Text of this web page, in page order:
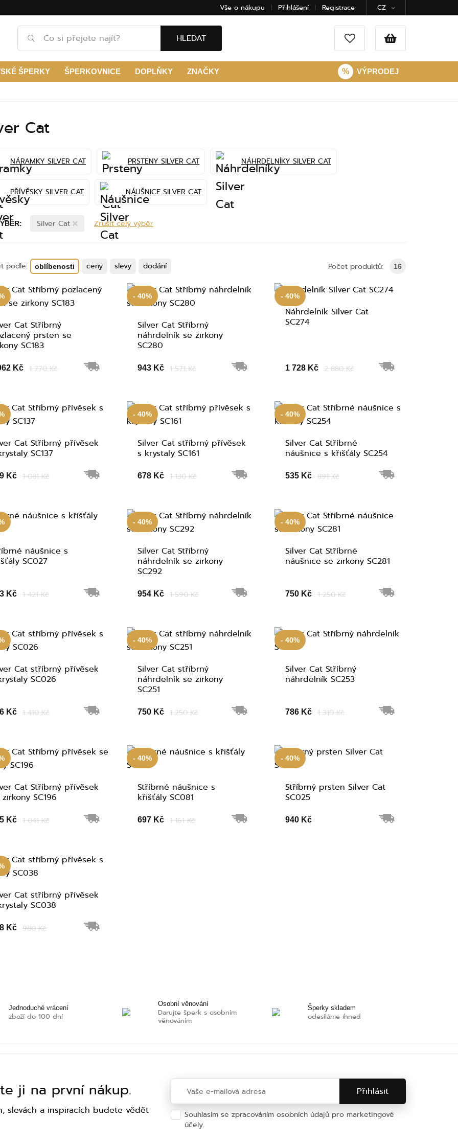
Vše o nákupu Přihlášení Registrace CZ
HLEDAT
ŠPERKY ŠPERKOVNICE DOPLŇKY ZNAČKY % VÝPRODEJ
Cat
NÁRAMKY SILVER CAT PRSTENY SILVER CAT NÁHRDELNÍKY SILVER CAT
PŘÍVĚSKY SILVER CAT NÁUŠNICE SILVER CAT
Silver Cat Zrušit celý výběr
podle: oblíbenosti ceny slevy dodání Počet produktů: 16
Cat Stříbrný
prsten se
SC183
Kč 1 770 Kč
- 40%
Silver Cat Stříbrný
náhrdelník se zirkony
SC280
943 Kč 1 571 Kč
- 40%
Náhrdelník Silver Cat
SC274
1 728 Kč 2 880 Kč
Cat Stříbrný přívěsek
SC137
Kč 1 081 Kč
- 40%
Silver Cat stříbrný přívěsek
s krystaly SC161
678 Kč 1 130 Kč
- 40%
Silver Cat Stříbrné
náušnice s křišťály SC254
535 Kč 891 Kč
náušnice s
SC027
Kč 1 421 Kč
- 40%
Silver Cat Stříbrný
náhrdelník se zirkony
SC292
954 Kč 1 590 Kč
- 40%
Silver Cat Stříbrné
náušnice se zirkony SC281
750 Kč 1 250 Kč
Cat stříbrný přívěsek
SC026
Kč 1 410 Kč
- 40%
Silver Cat stříbrný
náhrdelník se zirkony
SC251
750 Kč 1 250 Kč
- 40%
Silver Cat Stříbrný
náhrdelník SC253
786 Kč 1 310 Kč
Cat Stříbrný přívěsek
SC196
Kč 1 041 Kč
- 40%
Stříbrné náušnice s
křišťály SC081
697 Kč 1 161 Kč
- 40%
Stříbrný prsten Silver Cat
SC025
940 Kč
56 mm
Cat stříbrný přívěsek
SC038
Kč 980 Kč
Jednoduché vrácení
zboží do 100 dní
Osobní věnování
Darujte šperk s osobním
věnováním
Šperky skladem
odesíláme ihned
ji na první nákup.
slevách a inspiracích budete vědět
Souhlasím se zpracováním osobních údajů pro marketingové
účely.